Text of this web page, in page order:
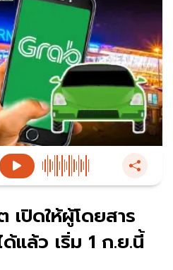
เปิดให้ผู้โดยสาร
แล้ว เริ่ม 1 ก.ย.นี้